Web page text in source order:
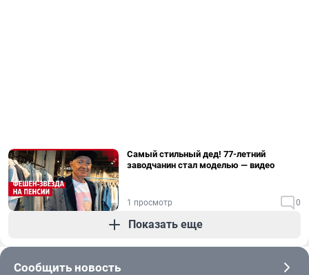
Самый стильный дед! 77-летний
заводчанин стал моделью — видео
1 просмотр 0
Показать еще
Сообщить новость